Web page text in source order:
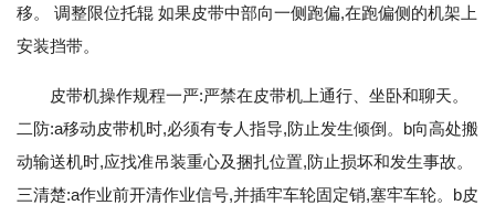
移。 调整限位托辊 如果皮带中部向一侧跑偏,在跑偏侧的机架上
安装挡带。
皮带机操作规程一严:严禁在皮带机上通行、坐卧和聊天。
二防:a移动皮带机时,必须有专人指导,防止发生倾倒。b向高处搬
动输送机时,应找准吊装重心及捆扎位置,防止损坏和发生事故。
三清楚:a作业前开清作业信号,并插牢车轮固定销,塞牢车轮。b皮